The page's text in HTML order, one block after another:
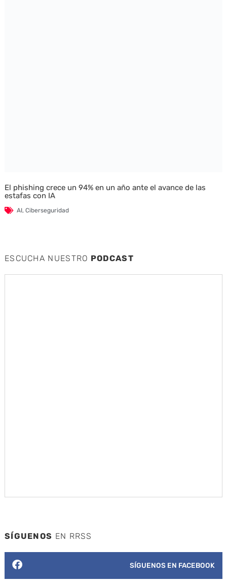
El phishing crece un 94% en un año ante el avance de las
estafas con IA
AI, Ciberseguridad
ESCUCHA NUESTRO PODCAST
SÍGUENOS EN RRSS
SÍGUENOS EN FACEBOOK